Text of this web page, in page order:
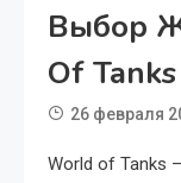
Выбор
Of Tanks
26 февраля
World of Tanks